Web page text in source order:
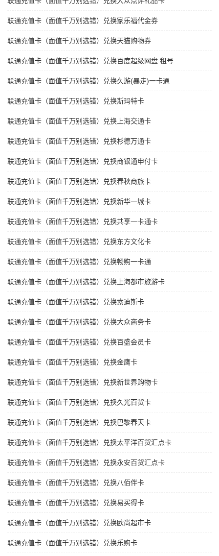
联通充值卡（面值千万别选错）兑换家乐福代金券
联通充值卡（面值千万别选错）兑换天猫购物券
联通充值卡（面值千万别选错）兑换百度超级网盘 租号
联通充值卡（面值千万别选错）兑换久游(暴走)一卡通
联通充值卡（面值千万别选错）兑换斯玛特卡
联通充值卡（面值千万别选错）兑换上海交通卡
联通充值卡（面值千万别选错）兑换杉德万通卡
联通充值卡（面值千万别选错）兑换商银通申付卡
联通充值卡（面值千万别选错）兑换春秋商旅卡
联通充值卡（面值千万别选错）兑换新华一城卡
联通充值卡（面值千万别选错）兑换共享一卡通卡
联通充值卡（面值千万别选错）兑换东方文化卡
联通充值卡（面值千万别选错）兑换畅购一卡通
联通充值卡（面值千万别选错）兑换上海都市旅游卡
联通充值卡（面值千万别选错）兑换索迪斯卡
联通充值卡（面值千万别选错）兑换大众商务卡
联通充值卡（面值千万别选错）兑换百盛会员卡
联通充值卡（面值千万别选错）兑换金鹰卡
联通充值卡（面值千万别选错）兑换新世界购物卡
联通充值卡（面值千万别选错）兑换久光百货卡
联通充值卡（面值千万别选错）兑换巴黎春天卡
联通充值卡（面值千万别选错）兑换太平洋百货汇点卡
联通充值卡（面值千万别选错）兑换永安百货汇点卡
联通充值卡（面值千万别选错）兑换八佰伴卡
联通充值卡（面值千万别选错）兑换易买得卡
联通充值卡（面值千万别选错）兑换欧尚超市卡
联通充值卡（面值千万别选错）兑换乐购卡